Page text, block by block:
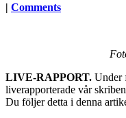
| Comments
LIVE-RAPPORT. Under
liverapporterade vår
Du följer detta i denna